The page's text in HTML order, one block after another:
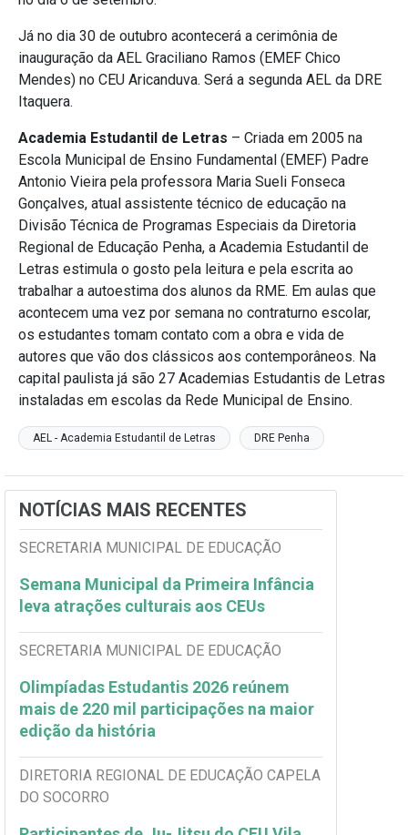
Já no dia 30 de outubro acontecerá a cerimônia de
inauguração da AEL Graciliano Ramos (EMEF Chico
Mendes) no CEU Aricanduva. Será a segunda AEL da DRE
Itaquera.
Academia Estudantil de Letras – Criada em 2005 na
Escola Municipal de Ensino Fundamental (EMEF) Padre
Antonio Vieira pela professora Maria Sueli Fonseca
Gonçalves, atual assistente técnico de educação na
Divisão Técnica de Programas Especiais da Diretoria
Regional de Educação Penha, a Academia Estudantil de
Letras estimula o gosto pela leitura e pela escrita ao
trabalhar a autoestima dos alunos da RME. Em aulas que
acontecem uma vez por semana no contraturno escolar,
os estudantes tomam contato com a obra e vida de
autores que vão dos clássicos aos contemporâneos. Na
capital paulista já são 27 Academias Estudantis de Letras
instaladas em escolas da Rede Municipal de Ensino.
AEL - Academia Estudantil de Letras DRE Penha
NOTÍCIAS MAIS RECENTES
SECRETARIA MUNICIPAL DE EDUCAÇÃO
Semana Municipal da Primeira Infância
leva atrações culturais aos CEUs
SECRETARIA MUNICIPAL DE EDUCAÇÃO
Olimpíadas Estudantis 2026 reúnem
mais de 220 mil participações na maior
edição da história
DIRETORIA REGIONAL DE EDUCAÇÃO CAPELA
DO SOCORRO